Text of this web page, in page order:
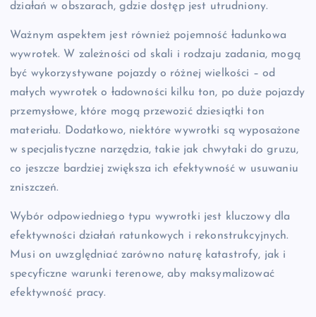
działań w obszarach, gdzie dostęp jest utrudniony.
Ważnym aspektem jest również pojemność ładunkowa
wywrotek. W zależności od skali i rodzaju zadania, mogą
być wykorzystywane pojazdy o różnej wielkości – od
małych wywrotek o ładowności kilku ton, po duże pojazdy
przemysłowe, które mogą przewozić dziesiątki ton
materiału. Dodatkowo, niektóre wywrotki są wyposażone
w specjalistyczne narzędzia, takie jak chwytaki do gruzu,
co jeszcze bardziej zwiększa ich efektywność w usuwaniu
zniszczeń.
Wybór odpowiedniego typu wywrotki jest kluczowy dla
efektywności działań ratunkowych i rekonstrukcyjnych.
Musi on uwzględniać zarówno naturę katastrofy, jak i
specyficzne warunki terenowe, aby maksymalizować
efektywność pracy.